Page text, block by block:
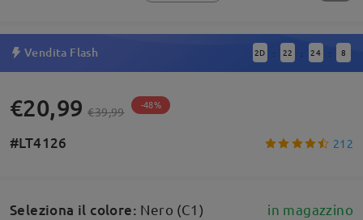
Vendita Flash 2D : 22 : 24 : 7
€20,99 €39,99 -48%
#LT4126 212
Seleziona il colore: Nero (C1) in magazzino